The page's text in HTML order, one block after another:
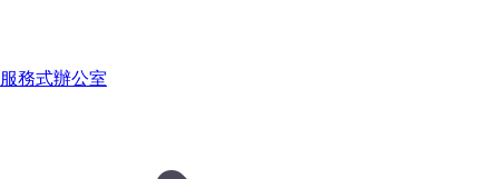
服務式辦公室